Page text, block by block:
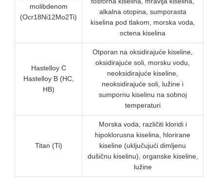
molibdenom
(Ocr18Ni12Mo2Ti)
alkalna otopina, sumporasta
kiselina pod tlakom, morska voda,
octena kiselina
Hastelloy C
Hastelloy B (HC,
HB)
Otporan na oksidirajuće kiseline,
oksidirajuće soli, morsku vodu,
neoksidirajuće kiseline,
neoksidirajuće soli, lužine i
sumpornu kiselinu na sobnoj
temperaturi
Titan (Ti)
Morska voda, različiti kloridi i
hipoklorusna kiselina, hlorirane
kiseline (uključujući dimljenu
dušičnu kiselinu), organske kiseline,
lužine